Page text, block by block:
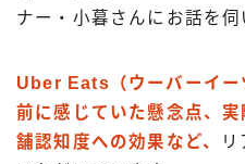
ロケットナウ
ナー・小暮さんにお話を伺
Uber Eats（ウーバーイー
前に感じていた懸念点、
舗認知度への効果など、